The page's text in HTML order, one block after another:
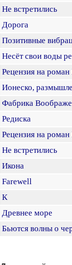
Не встретились
Дорога
Позитивные
Несёт свои воды
Рецензия на
Ионеско,
Фабрика
Редиска
Рецензия на
Не встретились
Икона
Farewell
К
Древнее море
Бьются волны о